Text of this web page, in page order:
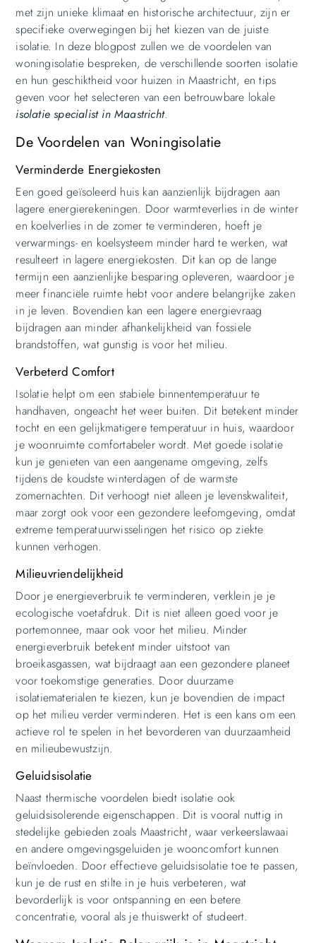
met zijn unieke klimaat en historische architectuur, zijn er
specifieke overwegingen bij het kiezen van de juiste
isolatie. In deze blogpost zullen we de voordelen van
woningisolatie bespreken, de verschillende soorten isolatie
en hun geschiktheid voor huizen in Maastricht, en tips
geven voor het selecteren van een betrouwbare lokale
isolatie specialist in Maastricht.
De Voordelen van Woningisolatie
Verminderde Energiekosten
Een goed geïsoleerd huis kan aanzienlijk bijdragen aan
lagere energierekeningen. Door warmteverlies in de winter
en koelverlies in de zomer te verminderen, hoeft je
verwarmings- en koelsysteem minder hard te werken, wat
resulteert in lagere energiekosten. Dit kan op de lange
termijn een aanzienlijke besparing opleveren, waardoor je
meer financiële ruimte hebt voor andere belangrijke zaken
in je leven. Bovendien kan een lagere energievraag
bijdragen aan minder afhankelijkheid van fossiele
brandstoffen, wat gunstig is voor het milieu.
Verbeterd Comfort
Isolatie helpt om een stabiele binnentemperatuur te
handhaven, ongeacht het weer buiten. Dit betekent minder
tocht en een gelijkmatigere temperatuur in huis, waardoor
je woonruimte comfortabeler wordt. Met goede isolatie
kun je genieten van een aangename omgeving, zelfs
tijdens de koudste winterdagen of de warmste
zomernachten. Dit verhoogt niet alleen je levenskwaliteit,
maar zorgt ook voor een gezondere leefomgeving, omdat
extreme temperatuurwisselingen het risico op ziekte
kunnen verhogen.
Milieuvriendelijkheid
Door je energieverbruik te verminderen, verklein je je
ecologische voetafdruk. Dit is niet alleen goed voor je
portemonnee, maar ook voor het milieu. Minder
energieverbruik betekent minder uitstoot van
broeikasgassen, wat bijdraagt aan een gezondere planeet
voor toekomstige generaties. Door duurzame
isolatiematerialen te kiezen, kun je bovendien de impact
op het milieu verder verminderen. Het is een kans om een
actieve rol te spelen in het bevorderen van duurzaamheid
en milieubewustzijn.
Geluidsisolatie
Naast thermische voordelen biedt isolatie ook
geluidsisolerende eigenschappen. Dit is vooral nuttig in
stedelijke gebieden zoals Maastricht, waar verkeerslawaai
en andere omgevingsgeluiden je wooncomfort kunnen
beïnvloeden. Door effectieve geluidsisolatie toe te passen,
kun je de rust en stilte in je huis verbeteren, wat
bevorderlijk is voor ontspanning en een betere
concentratie, vooral als je thuiswerkt of studeert.